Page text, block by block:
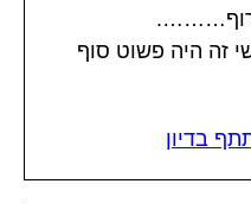
זה היה פשוט סוף
בדיון